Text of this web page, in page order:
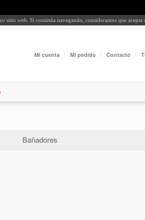
web. Si continúa navegando, consideramos que
Mi cuenta Mi pedido Contacto
Bañadores